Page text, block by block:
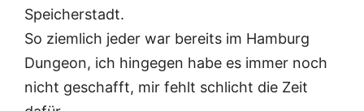
Speicherstadt.
So ziemlich jeder war bereits im Hamburg
Dungeon, ich hingegen habe es immer noch
nicht geschafft, mir fehlt schlicht die Zeit